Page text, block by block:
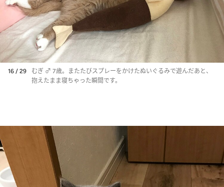
16 / 29
むぎ ♂ 7歳。またたびスプレーをかけたぬいぐるみで遊んだあと、
抱えたまま寝ちゃった瞬間です。